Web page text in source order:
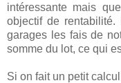
intéressante mais
objectif de
garages les fais de
somme du lot, ce qui
Si on fait un petit